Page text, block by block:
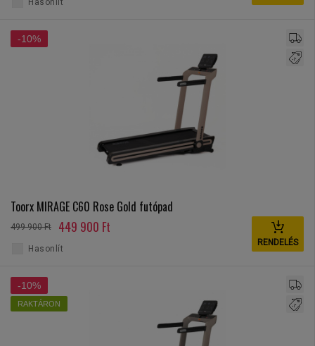
Hasonlít
-10%
Toorx MIRAGE C60 Rose Gold futópad
499 900 Ft 449 900 Ft
RENDELÉS
Hasonlít
-10%
RAKTÁRON